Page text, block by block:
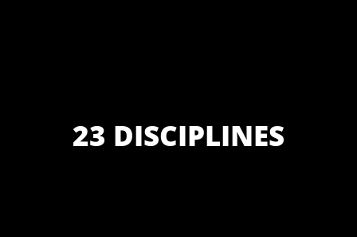
23 DISCIPLINES